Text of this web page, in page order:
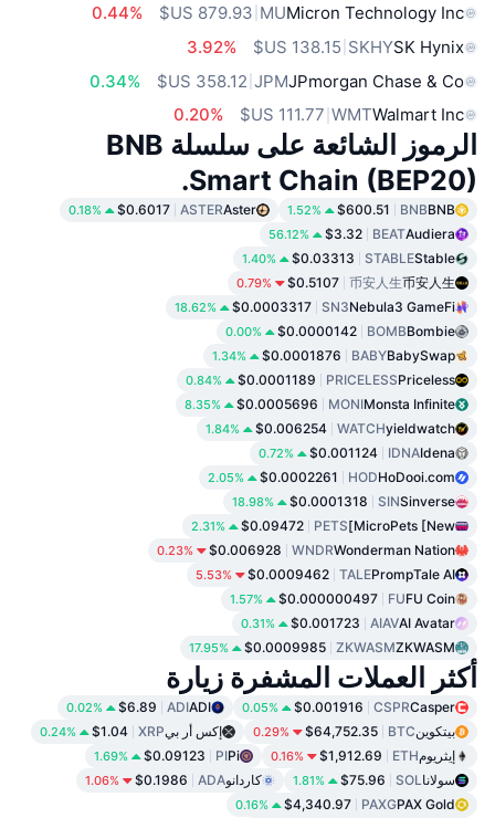
Micron Technology Inc
MU
0.44%
SK Hynix
SKHY
3.92%
JPmorgan Chase & Co
JPM
0.34%
Walmart Inc
WMT
0.20%
الرموز الشائعة على سلسلة BNB
Smart Chain (BEP20).
BNB
BNB
$600.51
1.52%
Aster
ASTER
$0.6017
0.18%
Audiera
BEAT
$3.32
56.12%
Stable
STABLE
$0.03313
1.40%
币安人生
币安人生
$0.5107
0.79%
Nebula3 GameFi
SN3
$0.0003317
18.62%
Bombie
BOMB
$0.0000142
0.00%
BabySwap
BABY
$0.0001876
1.34%
Priceless
PRICELESS
$0.0001189
0.84%
Monsta Infinite
MONI
$0.0005696
8.35%
yieldwatch
WATCH
$0.006254
1.84%
Idena
IDNA
$0.001124
0.72%
HoDooi.com
HOD
$0.0002261
2.05%
Sinverse
SIN
$0.0001318
18.98%
MicroPets [New]
PETS
$0.09472
2.31%
Wonderman Nation
WNDR
$0.006928
0.23%
PrompTale AI
TALE
$0.0009462
5.53%
FU Coin
FU
$0.000000497
1.57%
AI Avatar
AIAV
$0.001723
0.31%
ZKWASM
ZKWASM
$0.0009985
17.95%
أكثر العملات المشفرة زيارة
Casper
CSPR
$0.001916
0.05%
ADI
ADI
$6.89
0.02%
بيتكوينBTC
$64,752.35
0.29% إكس أر بيXRP
$1.04
0.24%
إيثريومETH
$1,912.69
0.16%
Pi
PI
$0.09123
1.69%
سولاناSOL
$75.96
1.81% كاردانوADA
$0.1986
1.06%
PAX Gold
PAXG
$4,340.97
0.16%